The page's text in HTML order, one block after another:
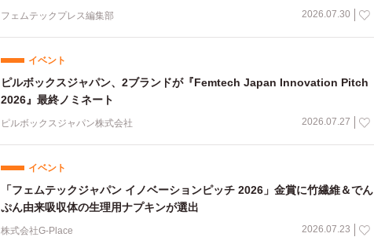
フェムテックプレス編集部 2026.07.30
イベント
ピルボックスジャパン、2ブランドが『Femtech Japan Innovation Pitch
2026』最終ノミネート
ピルボックスジャパン株式会社 2026.07.27
イベント
「フェムテックジャパン イノベーションピッチ 2026」金賞に竹繊維＆でん
ぷん由来吸収体の生理用ナプキンが選出
株式会社G-Place 2026.07.23